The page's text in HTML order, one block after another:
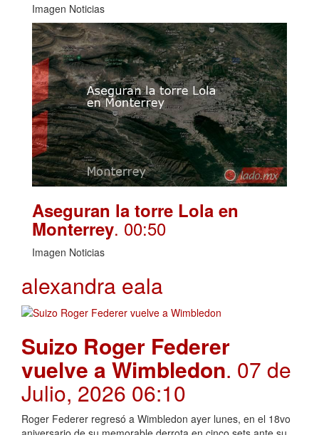
Imagen Noticias
Aseguran la torre Lola en
Monterrey. 00:50
Imagen Noticias
alexandra eala
Suizo Roger Federer
vuelve a Wimbledon. 07 de
Julio, 2026 06:10
Roger Federer regresó a Wimbledon ayer lunes, en el 18vo